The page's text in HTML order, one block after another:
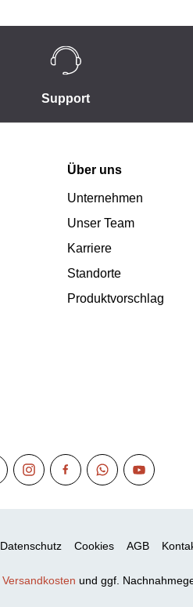
Support
Über uns
Unternehmen
Unser Team
Karriere
Standorte
Produktvorschlag
Datenschutz Cookies AGB
Versandkosten und ggf.